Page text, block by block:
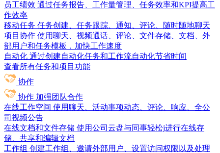
员工绩效 通过任务报告、工作量管理、任务效率和KPI提高工
作效率
移动任务 任务创建、任务跟踪、通知、评论、随时随地聊天
项目协作 使用聊天、视频通话、评论、文件存储、文档、外
部用户和任务模板，加快工作速度
自动化 通过创建自动化任务和工作流自动化节省时间
查看所有任务和项目功能
协作
协作 加强团队合作
在线工作空间 使用聊天、活动事项动态、评论、响应、全公
司视频公告
在线文档和文件存储 使用公司云盘与同事轻松j进行在线存
储、共享和编辑文档
工作组 创建工作组、邀请外部用户、设置访问权限以及处理